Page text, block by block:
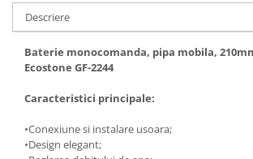
Hote telescopice
Hote traditionale
Masini de Spalat Rufe & Uscatoare
Accesorii masini de spalat &
uscatoare
Masini de spalat rufe cu uscator
Masini de spalat rufe verticale
Descriere
Baterie monocomanda, pipa mobila,
Ecostone GF-2244
Caracteristici principale:
•Conexiune si instalare usoara;
•Design elegant;